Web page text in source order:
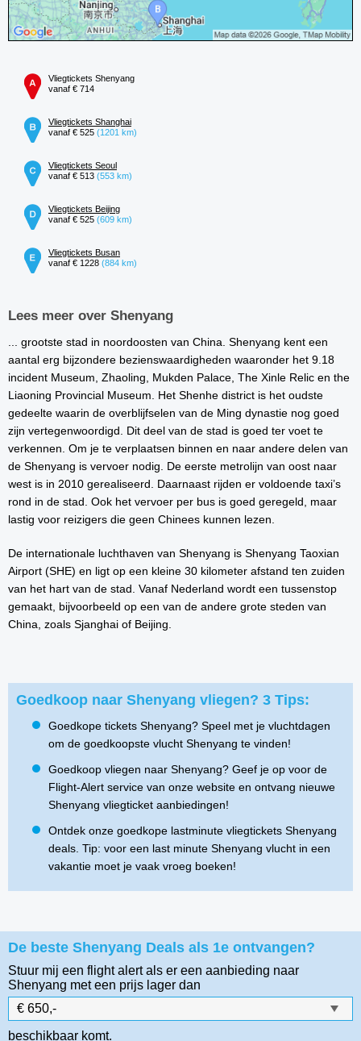
Vliegtickets Shenyang
vanaf € 714
Vliegtickets Shanghai
vanaf € 525 (1201 km)
Vliegtickets Seoul
vanaf € 513 (553 km)
Vliegtickets Beijing
vanaf € 525 (609 km)
Vliegtickets Busan
vanaf € 1228 (884 km)
Lees meer over Shenyang
... grootste stad in noordoosten van China. Shenyang kent een
aantal erg bijzondere bezienswaardigheden waaronder het 9.18
incident Museum, Zhaoling, Mukden Palace, The Xinle Relic en the
Liaoning Provincial Museum. Het Shenhe district is het oudste
gedeelte waarin de overblijfselen van de Ming dynastie nog goed
zijn vertegenwoordigd. Dit deel van de stad is goed ter voet te
verkennen. Om je te verplaatsen binnen en naar andere delen van
de Shenyang is vervoer nodig. De eerste metrolijn van oost naar
west is in 2010 gerealiseerd. Daarnaast rijden er voldoende taxi’s
rond in de stad. Ook het vervoer per bus is goed geregeld, maar
lastig voor reizigers die geen Chinees kunnen lezen.
De internationale luchthaven van Shenyang is Shenyang Taoxian
Airport (SHE) en ligt op een kleine 30 kilometer afstand ten zuiden
van het hart van de stad. Vanaf Nederland wordt een tussenstop
gemaakt, bijvoorbeeld op een van de andere grote steden van
China, zoals Sjanghai of Beijing.
Goedkoop naar Shenyang vliegen? 3 Tips:
Goedkope tickets Shenyang? Speel met je vluchtdagen
om de goedkoopste vlucht Shenyang te vinden!
Goedkoop vliegen naar Shenyang? Geef je op voor de
Flight-Alert service van onze website en ontvang nieuwe
Shenyang vliegticket aanbiedingen!
Ontdek onze goedkope lastminute vliegtickets Shenyang
deals. Tip: voor een last minute Shenyang vlucht in een
vakantie moet je vaak vroeg boeken!
De beste Shenyang Deals als 1e ontvangen?
Stuur mij een flight alert als er een aanbieding naar
Shenyang met een prijs lager dan
beschikbaar komt.